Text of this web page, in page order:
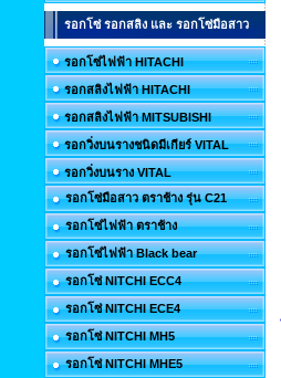
รอกโซ่ รอกสลิง และ รอกโซ่มือสาว
รอกโซ่ไฟฟ้า HITACHI
รอกสลิงไฟฟ้า HITACHI
รอกสลิงไฟฟ้า MITSUBISHI
รอกวิ่งบนรางชนิดมีเกียร์ VITAL
รอกวิ่งบนราง VITAL
รอกโซ่มือสาว ตราช้าง รุ่น C21
รอกโซ่ไฟฟ้า ตราช้าง
รอกโซ่ไฟฟ้า Black bear
รอกโซ่ NITCHI ECC4
รอกโซ่ NITCHI ECE4
รอกโซ่ NITCHI MH5
รอกโซ่ NITCHI MHE5